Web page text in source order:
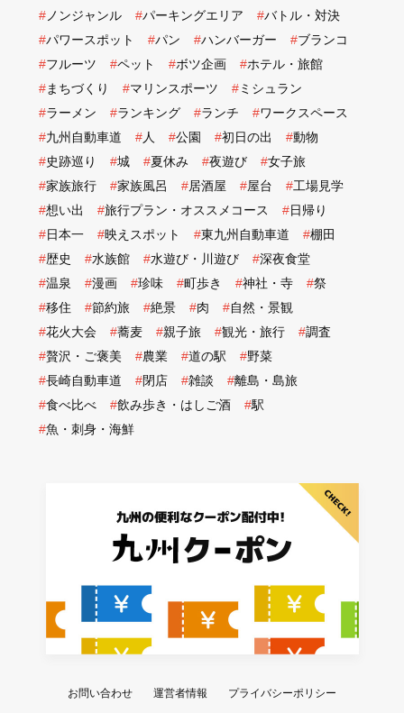
#ノンジャンル #パーキングエリア #バトル・対決
#パワースポット #パン #ハンバーガー #ブランコ
#フルーツ #ペット #ボツ企画 #ホテル・旅館
#まちづくり #マリンスポーツ #ミシュラン
#ラーメン #ランキング #ランチ #ワークスペース
#九州自動車道 #人 #公園 #初日の出 #動物
#史跡巡り #城 #夏休み #夜遊び #女子旅
#家族旅行 #家族風呂 #居酒屋 #屋台 #工場見学
#想い出 #旅行プラン・オススメコース #日帰り
#日本一 #映えスポット #東九州自動車道 #棚田
#歴史 #水族館 #水遊び・川遊び #深夜食堂
#温泉 #漫画 #珍味 #町歩き #神社・寺 #祭
#移住 #節約旅 #絶景 #肉 #自然・景観
#花火大会 #蕎麦 #親子旅 #観光・旅行 #調査
#贅沢・ご褒美 #農業 #道の駅 #野菜
#長崎自動車道 #閉店 #雑談 #離島・島旅
#食べ比べ #飲み歩き・はしご酒 #駅
#魚・刺身・海鮮
お問い合わせ 運営者情報 プライバシーポリシー